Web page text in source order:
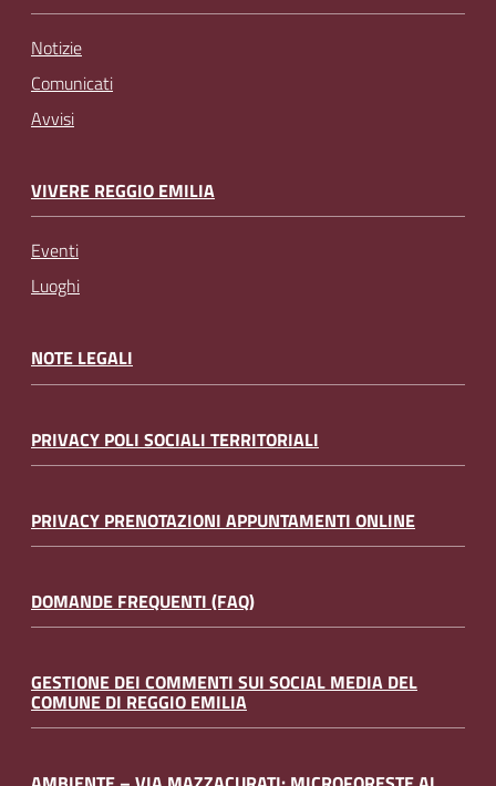
Notizie
Comunicati
Avvisi
VIVERE REGGIO EMILIA
Eventi
Luoghi
NOTE LEGALI
PRIVACY POLI SOCIALI TERRITORIALI
PRIVACY PRENOTAZIONI APPUNTAMENTI ONLINE
DOMANDE FREQUENTI (FAQ)
GESTIONE DEI COMMENTI SUI SOCIAL MEDIA DEL
COMUNE DI REGGIO EMILIA